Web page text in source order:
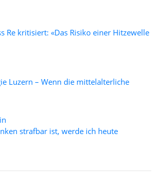
Re kritisiert: «Das Risiko einer Hitzewelle
Luzern – Wenn die mittelalterliche
strafbar ist, werde ich heute